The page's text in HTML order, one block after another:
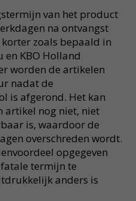
van het product
na ontvangst
zoals bepaald in
en KBO Holland
worden de artikelen
nadat de
is afgerond. Het kan
artikel nog niet, niet
is, waardoor de
overschreden wordt.
opgegeven
termijn te
anders is